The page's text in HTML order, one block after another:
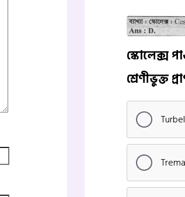
স্কোলেক্স
শ্রেণীভুক্ত